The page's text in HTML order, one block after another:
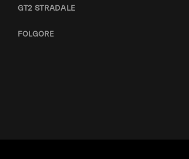
GT2 STRADALE
FOLGORE